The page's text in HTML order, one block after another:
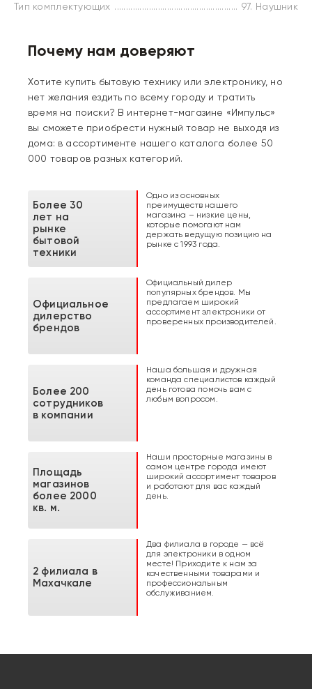
Тип комплектующих
97. Наушник
Почему нам доверяют
Хотите купить бытовую технику или электронику, но
нет желания ездить по всему городу и тратить
время на поиски? В интернет-магазине «Импульс»
вы сможете приобрести нужный товар не выходя из
дома: в ассортименте нашего каталога более 50
000 товаров разных категорий.
Более 30
лет на
рынке
бытовой
техники
Одно из основных
преимуществ нашего
магазина – низкие цены,
которые помогают нам
держать ведущую позицию на
рынке с 1993 года.
Официальное
дилерство
брендов
Официальный дилер
популярных брендов. Мы
предлагаем широкий
ассортимент электроники от
проверенных производителей.
Более 200
сотрудников
в компании
Наша большая и дружная
команда специалистов каждый
день готова помочь вам с
любым вопросом.
Площадь
магазинов
более 2000
кв. м.
Наши просторные магазины в
самом центре города имеют
широкий ассортимент товаров
и работают для вас каждый
день.
2 филиала в
Махачкале
Два филиала в городе — всё
для электроники в одном
месте! Приходите к нам за
качественными товарами и
профессиональным
обслуживанием.